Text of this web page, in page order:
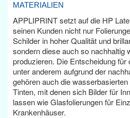
MATERIALIEN
APPLIPRINT setzt auf die HP
seinen Kunden nicht nur
Schilder in hoher Qualität und
sondern diese auch so nachhaltig
produzieren. Die Entscheidung
unter anderem aufgrund der
gehören auch die
Tinten, mit denen sich Bilder für
lassen wie Glasfolierungen für
Krankenhäuser.